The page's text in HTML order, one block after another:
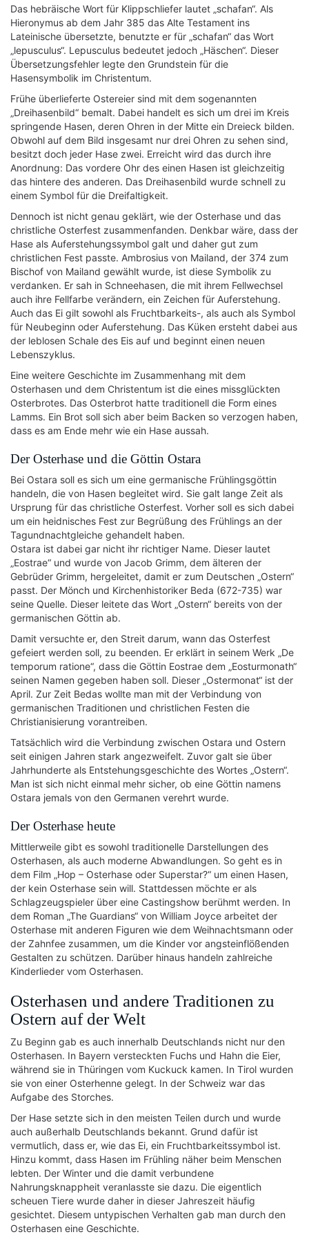
Das hebräische Wort für Klippschliefer lautet „schafan“. Als
Hieronymus ab dem Jahr 385 das Alte Testament ins
Lateinische übersetzte, benutzte er für „schafan“ das Wort
„lepusculus“. Lepusculus bedeutet jedoch „Häschen“. Dieser
Übersetzungsfehler legte den Grundstein für die
Hasensymbolik im Christentum.
Frühe überlieferte Ostereier sind mit dem sogenannten
„Dreihasenbild“ bemalt. Dabei handelt es sich um drei im Kreis
springende Hasen, deren Ohren in der Mitte ein Dreieck bilden.
Obwohl auf dem Bild insgesamt nur drei Ohren zu sehen sind,
besitzt doch jeder Hase zwei. Erreicht wird das durch ihre
Anordnung: Das vordere Ohr des einen Hasen ist gleichzeitig
das hintere des anderen. Das Dreihasenbild wurde schnell zu
einem Symbol für die Dreifaltigkeit.
Dennoch ist nicht genau geklärt, wie der Osterhase und das
christliche Osterfest zusammenfanden. Denkbar wäre, dass der
Hase als Auferstehungssymbol galt und daher gut zum
christlichen Fest passte. Ambrosius von Mailand, der 374 zum
Bischof von Mailand gewählt wurde, ist diese Symbolik zu
verdanken. Er sah in Schneehasen, die mit ihrem Fellwechsel
auch ihre Fellfarbe verändern, ein Zeichen für Auferstehung.
Auch das Ei gilt sowohl als Fruchtbarkeits-, als auch als Symbol
für Neubeginn oder Auferstehung. Das Küken ersteht dabei aus
der leblosen Schale des Eis auf und beginnt einen neuen
Lebenszyklus.
Eine weitere Geschichte im Zusammenhang mit dem
Osterhasen und dem Christentum ist die eines missglückten
Osterbrotes. Das Osterbrot hatte traditionell die Form eines
Lamms. Ein Brot soll sich aber beim Backen so verzogen haben,
dass es am Ende mehr wie ein Hase aussah.
Der Osterhase und die Göttin Ostara
Bei Ostara soll es sich um eine germanische Frühlingsgöttin
handeln, die von Hasen begleitet wird. Sie galt lange Zeit als
Ursprung für das christliche Osterfest. Vorher soll es sich dabei
um ein heidnisches Fest zur Begrüßung des Frühlings an der
Tagundnachtgleiche gehandelt haben.
Ostara ist dabei gar nicht ihr richtiger Name. Dieser lautet
„Eostrae“ und wurde von Jacob Grimm, dem älteren der
Gebrüder Grimm, hergeleitet, damit er zum Deutschen „Ostern“
passt. Der Mönch und Kirchenhistoriker Beda (672-735) war
seine Quelle. Dieser leitete das Wort „Ostern“ bereits von der
germanischen Göttin ab.
Damit versuchte er, den Streit darum, wann das Osterfest
gefeiert werden soll, zu beenden. Er erklärt in seinem Werk „De
temporum ratione“, dass die Göttin Eostrae dem „Eosturmonath“
seinen Namen gegeben haben soll. Dieser „Ostermonat“ ist der
April. Zur Zeit Bedas wollte man mit der Verbindung von
germanischen Traditionen und christlichen Festen die
Christianisierung vorantreiben.
Tatsächlich wird die Verbindung zwischen Ostara und Ostern
seit einigen Jahren stark angezweifelt. Zuvor galt sie über
Jahrhunderte als Entstehungsgeschichte des Wortes „Ostern“.
Man ist sich nicht einmal mehr sicher, ob eine Göttin namens
Ostara jemals von den Germanen verehrt wurde.
Der Osterhase heute
Mittlerweile gibt es sowohl traditionelle Darstellungen des
Osterhasen, als auch moderne Abwandlungen. So geht es in
dem Film „Hop – Osterhase oder Superstar?“ um einen Hasen,
der kein Osterhase sein will. Stattdessen möchte er als
Schlagzeugspieler über eine Castingshow berühmt werden. In
dem Roman „The Guardians“ von William Joyce arbeitet der
Osterhase mit anderen Figuren wie dem Weihnachtsmann oder
der Zahnfee zusammen, um die Kinder vor angsteinflößenden
Gestalten zu schützen. Darüber hinaus handeln zahlreiche
Kinderlieder vom Osterhasen.
Osterhasen und andere Traditionen zu
Ostern auf der Welt
Zu Beginn gab es auch innerhalb Deutschlands nicht nur den
Osterhasen. In Bayern versteckten Fuchs und Hahn die Eier,
während sie in Thüringen vom Kuckuck kamen. In Tirol wurden
sie von einer Osterhenne gelegt. In der Schweiz war das
Aufgabe des Storches.
Der Hase setzte sich in den meisten Teilen durch und wurde
auch außerhalb Deutschlands bekannt. Grund dafür ist
vermutlich, dass er, wie das Ei, ein Fruchtbarkeitssymbol ist.
Hinzu kommt, dass Hasen im Frühling näher beim Menschen
lebten. Der Winter und die damit verbundene
Nahrungsknappheit veranlasste sie dazu. Die eigentlich
scheuen Tiere wurde daher in dieser Jahreszeit häufig
gesichtet. Diesem untypischen Verhalten gab man durch den
Osterhasen eine Geschichte.